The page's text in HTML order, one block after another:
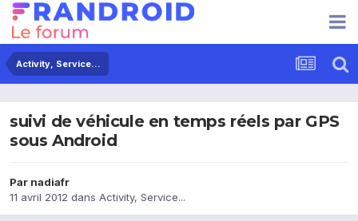
Activity, Service...
suivi de véhicule en temps réels par GPS
sous Android
Par nadiafr
11 avril 2012 dans Activity, Service...